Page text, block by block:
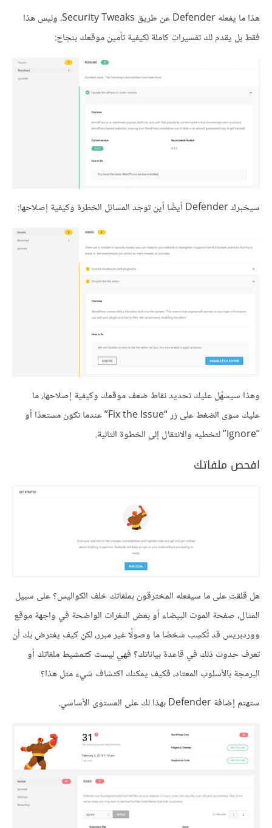
هذا ما يفعله Defender عن طريق Security Tweaks، وليس هذا
فقط بل يقدم لك تفسيرات كاملة لكيفية تأمين موقعك بنجاح:
سيخبرك Defender أيضًا أين توجد المسائل الخطرة وكيفية إصلاحها:
وهذا سيسهّل عليك تحديد نقاط ضعف موقعك وكيفية إصلاحها، ما
عليك سوى الضغط على زر “Fix the Issue” عندما تكون مستعدًا أو
“Ignore” لتخطيه والانتقال إلى الخطوة التالية.
افحص ملفاتك
هل قلقت على ما سيفعله المخترقون بملفاتك خلف الكواليس؟ على سبيل
المثال، صفحة الموت البيضاء أو بعض الثغرات الواضحة في واجهة موقع
ووردبريس قد تُكسِب شخصًا ما وصولًا غير مبرر، لكن كيف يفترض بك أن
تعرف حدوث ذلك في قاعدة بياناتك؟ فهي ليست كتمشيط ملفاتك أو
البرمجة بالأسلوب المعتاد، فكيف يمكنك اكتشاف شيء مثل هذا؟
ستهتم إضافة Defender بهذا لك على المستوى الأساسي.